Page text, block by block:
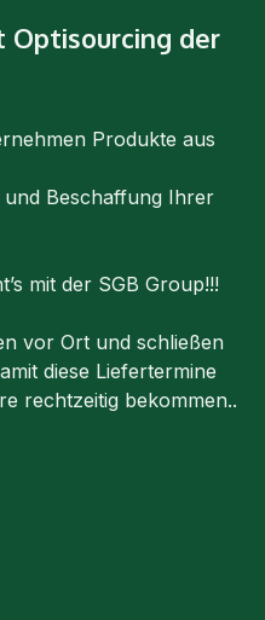
Optisourcing der
Produkte aus
Beschaffung Ihrer
mit der SGB Group!!!
vor Ort und schließen
diese Liefertermine
rechtzeitig bekommen..